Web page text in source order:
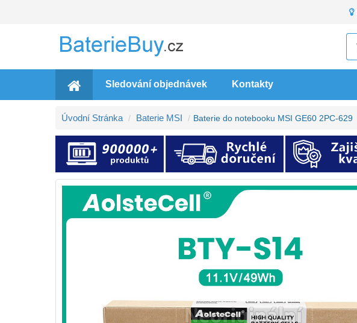
Sledování objednávek Kontakty
Úvodní Stránka Baterie MSI Baterie do notebooku MSI GE60 2PC-629